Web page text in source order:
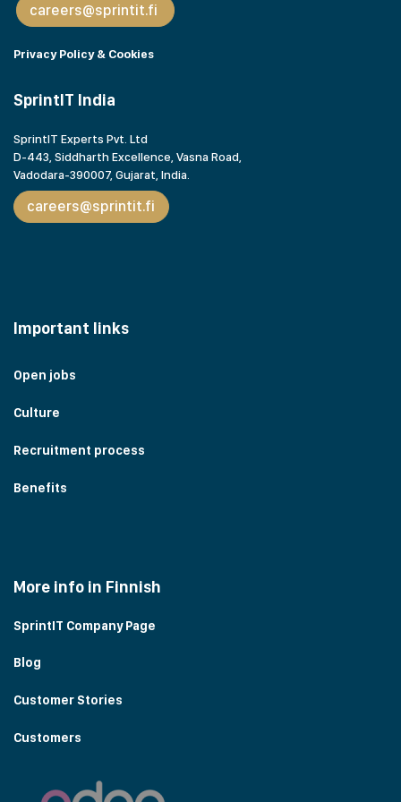
careers@sprintit.fi
Privacy Policy & Cookies
SprintIT India
SprintIT Experts Pvt. Ltd
D-443, Siddharth Excellence, Vasna Road,
Vadodara-390007, Gujarat, India.
careers@sprintit.fi
Important links
Open jobs
Culture
Recruitment process
Benefits
More info in Finnish
SprintIT Company Page
Blog
Customer Stories
Customers